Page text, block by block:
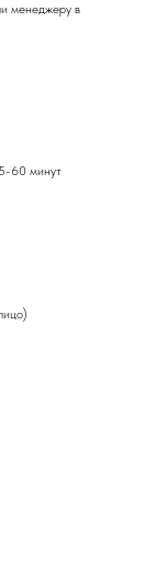
менеджеру в
60 минут